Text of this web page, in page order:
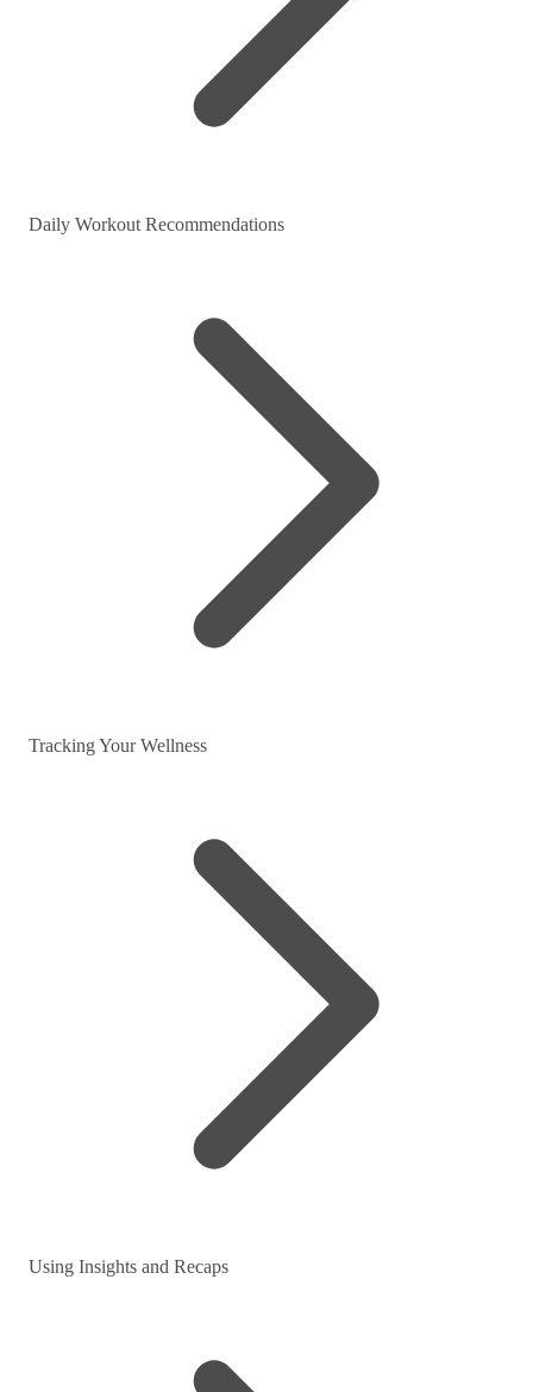
Daily Workout Recommendations
Tracking Your Wellness
Using Insights and Recaps